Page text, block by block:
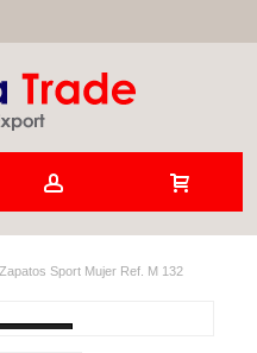
Zapatos Sport Mujer Ref. M 132